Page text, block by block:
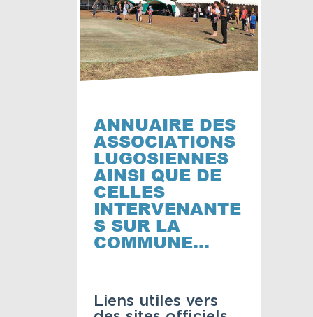
ANNUAIRE DES
ASSOCIATIONS
LUGOSIENNES
AINSI QUE DE
CELLES
INTERVENANTE
S SUR LA
COMMUNE…
Liens utiles vers